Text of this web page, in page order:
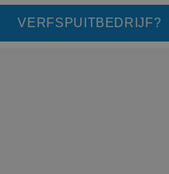
VERFSPUITBEDRIJF?